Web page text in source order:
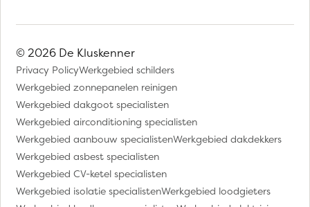
© 2026 De Kluskenner
Privacy PolicyWerkgebied schilders
Werkgebied zonnepanelen reinigen
Werkgebied dakgoot specialisten
Werkgebied airconditioning specialisten
Werkgebied aanbouw specialistenWerkgebied dakdekkers
Werkgebied asbest specialisten
Werkgebied CV-ketel specialisten
Werkgebied isolatie specialistenWerkgebied loodgieters